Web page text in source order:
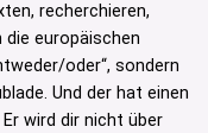
recherchieren,
europäischen
oder“, sondern
Und der hat einen
wird dir nicht über